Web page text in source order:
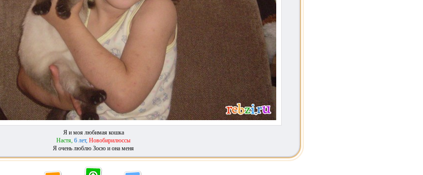
Я и моя любимая кошка
Настя, 6 лет, Новобирилюссы
Я очень люблю Зосю и она меня